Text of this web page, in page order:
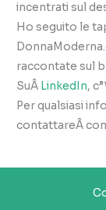
incentrati sul
Ho seguito le
raccontate sul
SuÂ LinkedIn,
Per qualsiasi
contattareÂ